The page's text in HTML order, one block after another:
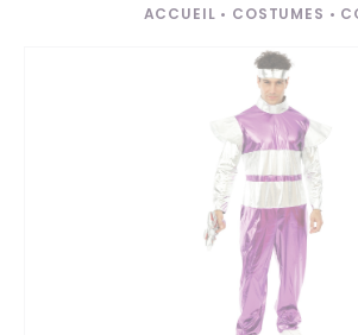
ACCUEIL • COSTUMES •